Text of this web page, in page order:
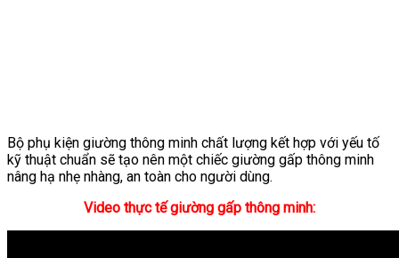
Bộ phụ kiện giường thông minh chất lượng kết hợp với yếu tố
kỹ thuật chuẩn sẽ tạo nên một chiếc giường gấp thông minh
nâng hạ nhẹ nhàng, an toàn cho người dùng.
Video thực tế giường gấp thông minh: